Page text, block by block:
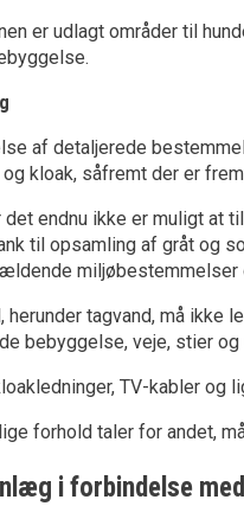
er udlagt områder til
af detaljerede
kloak, såfremt der er
endnu ikke er muligt at
til opsamling af gråt og
herunder tagvand, må
bebyggelse, veje, stier og
TV-kabler og
forhold taler for andet,
i forbindelse